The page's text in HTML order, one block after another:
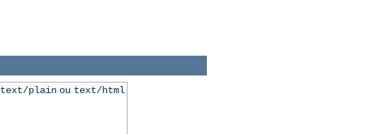
text/plainou text/html